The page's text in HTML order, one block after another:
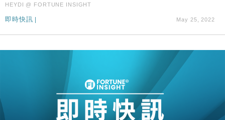
HEYDI @ FORTUNE INSIGHT
即時快訊 May 25, 2022